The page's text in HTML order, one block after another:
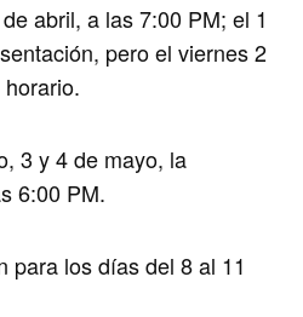
abril, a las 7:00 PM; el 1
pero el viernes 2
3 y 4 de mayo, la
6:00 PM.
para los días del 8 al 11